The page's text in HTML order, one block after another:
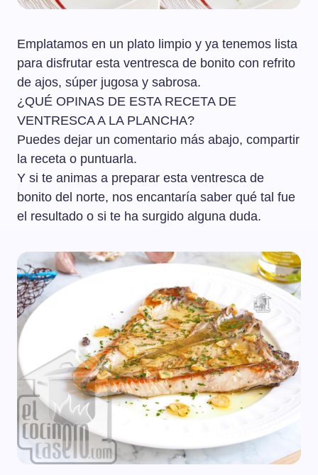
Emplatamos en un plato limpio y ya tenemos lista
para disfrutar esta ventresca de bonito con refrito
de ajos, súper jugosa y sabrosa.
¿QUÉ OPINAS DE ESTA RECETA DE
VENTRESCA A LA PLANCHA?
Puedes dejar un comentario más abajo, compartir
la receta o puntuarla.
Y si te animas a preparar esta ventresca de
bonito del norte, nos encantaría saber qué tal fue
el resultado o si te ha surgido alguna duda.